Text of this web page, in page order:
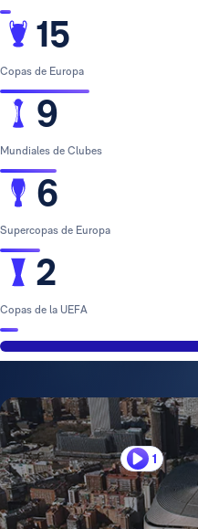
15
Copas de Europa
9
Mundiales de Clubes
6
Supercopas de Europa
2
Copas de la UEFA
1